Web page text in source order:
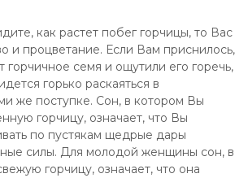
как растет побег горчицы, то Вас
и процветание. Если Вам приснилось,
горчичное семя и ощутили его горечь,
горько раскаяться в
же поступке. Сон, в котором Вы
горчицу, означает, что Вы
по пустякам щедрые дары
силы. Для молодой женщины сон, в
горчицу, означает, что она